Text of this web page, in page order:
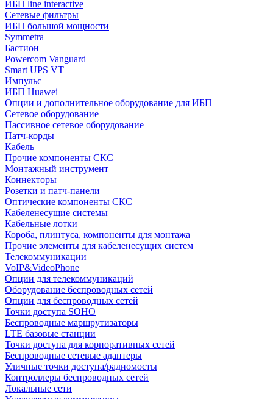
ИБП linе interactive
Сетевые фильтры
ИБП большой мощности
Symmetra
Бастион
Powercom Vanguard
Smart UPS VT
Импульс
ИБП Huawei
Опции и дополнительное оборудование для ИБП
Сетевое оборудование
Пассивное сетевое оборудование
Патч-корды
Кабель
Прочие компоненты СКС
Монтажный инструмент
Коннекторы
Розетки и патч-панели
Оптические компоненты СКС
Кабеленесущие системы
Кабельные лотки
Короба, плинтуса, компоненты для монтажа
Прочие элементы для кабеленесущих систем
Телекоммуникации
VoIP&VideoPhone
Опции для телекоммуникаций
Оборудование беспроводных сетей
Опции для беспроводных сетей
Точки доступа SOHO
Беспроводные маршрутизаторы
LTE базовые станции
Точки доступа для корпоративных сетей
Беспроводные сетевые адаптеры
Уличные точки доступа/радиомосты
Контроллеры беспроводных сетей
Локальные сети